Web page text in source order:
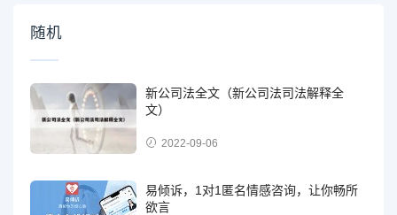
随机
新公司法全文（新公司法司法解释全
文）
2022-09-06
易倾诉，1对1匿名情感咨询，让你畅所
欲言